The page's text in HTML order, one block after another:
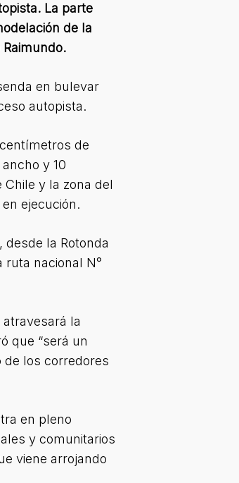
La parte
de la
en bulevar
autopista.
de
y 10
y la zona del
ejecución.
la Rotonda
nacional N°
la
que “será un
los corredores
en pleno
y comunitarios
viene arrojando